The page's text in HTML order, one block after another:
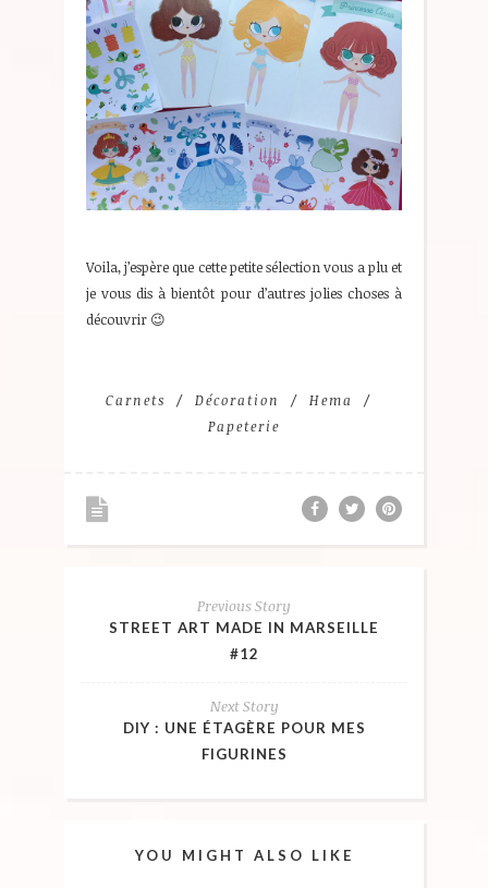
Voila, j’espère que cette petite sélection vous a plu et
je vous dis à bientôt pour d’autres jolies choses à
découvrir 😉
Carnets Décoration
Hema
Papeterie
Previous Story
STREET ART MADE IN MARSEILLE
#12
Next Story
DIY : UNE ÉTAGÈRE POUR MES
FIGURINES
YOU MIGHT ALSO LIKE